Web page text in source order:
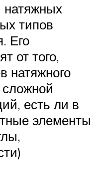
натяжных
типов
Его
от того,
натяжного
сложной
есть ли в
элементы